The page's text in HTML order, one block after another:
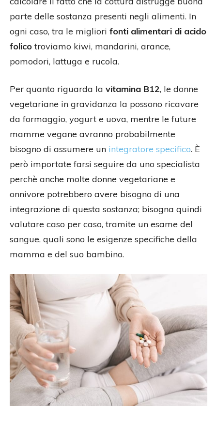
parte delle sostanza presenti negli alimenti. In
ogni caso, tra le migliori fonti alimentari di acido
folico troviamo kiwi, mandarini, arance,
pomodori, lattuga e rucola.
Per quanto riguarda la vitamina B12, le donne
vegetariane in gravidanza la possono ricavare
da formaggio, yogurt e uova, mentre le future
mamme vegane avranno probabilmente
bisogno di assumere un integratore specifico. È
però importate farsi seguire da uno specialista
perchè anche molte donne vegetariane e
onnivore potrebbero avere bisogno di una
integrazione di questa sostanza; bisogna quindi
valutare caso per caso, tramite un esame del
sangue, quali sono le esigenze specifiche della
mamma e del suo bambino.